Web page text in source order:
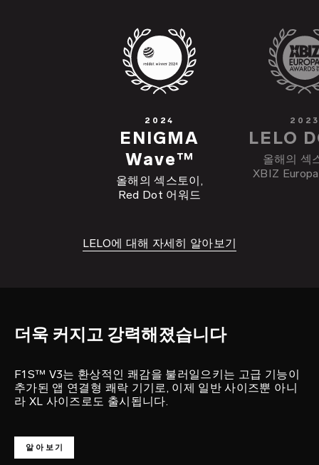
2024
ENIGMA
Wave™
올해의 섹스토이,
Red Dot 어워드
2023
LELO
올해의 섹
XBIZ
LELO에 대해 자세히 알아보기
쾌락 영웅
더욱 커지고 강력해졌습니다
F1S™ V3는 환상적인 쾌감을 불러일으키는 고급 기능이
추가된 앱 연결형 쾌락 기기로, 이제 일반 사이즈뿐 아니
라 XL 사이즈로도 출시됩니다.
알아보기